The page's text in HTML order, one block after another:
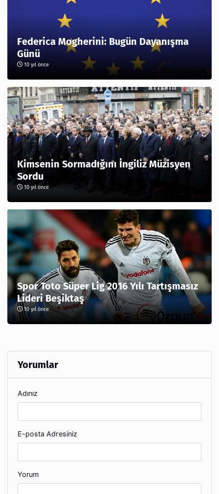
Federica Mogherini: Bugün Dayanışma
Günü
10 yıl önce
Kimsenin Sormadığını İngiliz Müzisyen
Sordu
10 yıl önce
Spor Toto Süper Lig 2016 Yılı Tartışmasız
Lideri Beşiktaş
10 yıl önce
Yorumlar
Adınız
E-posta Adresiniz
Yorum